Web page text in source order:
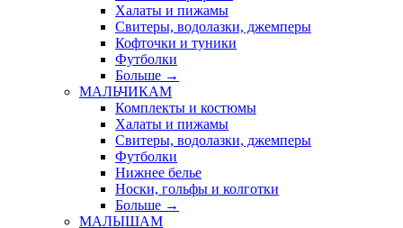
Халаты и пижамы
Свитеры, водолазки, джемперы
Кофточки и туники
Футболки
Больше →
МАЛЬЧИКАМ
Комплекты и костюмы
Халаты и пижамы
Свитеры, водолазки, джемперы
Футболки
Нижнее белье
Носки, гольфы и колготки
Больше →
МАЛЫШАМ